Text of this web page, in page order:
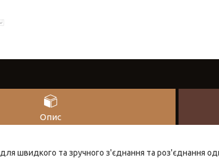
Опис
для швидкого та зручного з'єднання та роз'єднання